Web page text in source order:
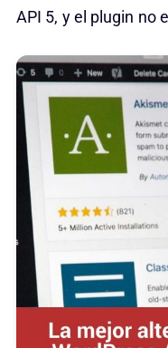
API 5, y el plugin no